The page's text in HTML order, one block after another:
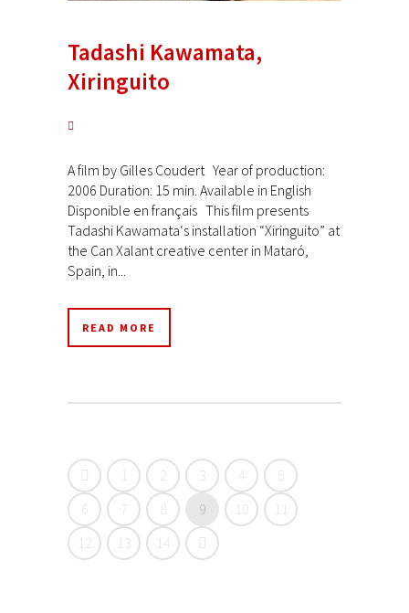
Tadashi Kawamata,
Xiringuito
A film by Gilles Coudert Year of production:
2006 Duration: 15 min. Available in English
Disponible en français This film presents
Tadashi Kawamata‘s installation “Xiringuito” at
the Can Xalant creative center in Mataró,
Spain, in...
READ MORE
1 3 4
5
7 8 9 10
11
12
13 14